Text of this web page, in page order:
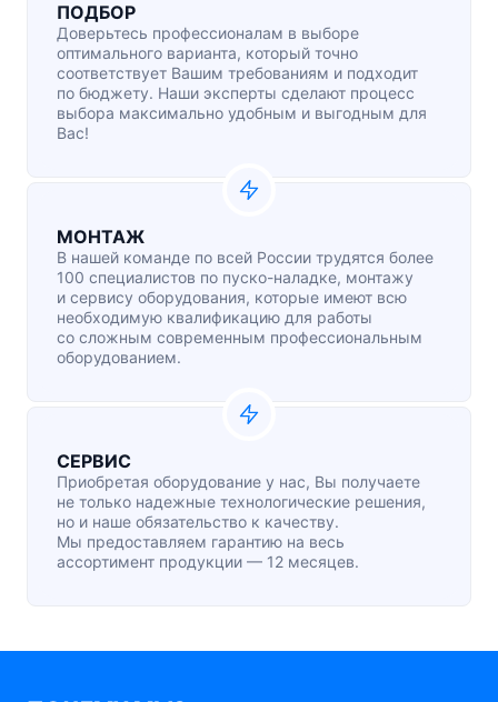
ПОДБОР
Доверьтесь профессионалам в выборе
оптимального варианта, который точно
соответствует Вашим требованиям и подходит
по бюджету. Наши эксперты сделают процесс
выбора максимально удобным и выгодным для
Вас!
МОНТАЖ
В нашей команде по всей России трудятся более
100 специалистов по пуско-наладке, монтажу
и сервису оборудования, которые имеют всю
необходимую квалификацию для работы
со сложным современным профессиональным
оборудованием.
СЕРВИС
Приобретая оборудование у нас, Вы получаете
не только надежные технологические решения,
но и наше обязательство к качеству.
Мы предоставляем гарантию на весь
ассортимент продукции — 12 месяцев.